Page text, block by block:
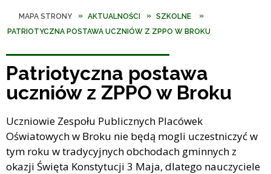
MAPA STRONY AKTUALNOŚCI
SZKOLNE
PATRIOTYCZNA POSTAWA UCZNIÓW Z ZPPO W BROKU
Patriotyczna postawa
uczniów z ZPPO w Broku
Uczniowie Zespołu Publicznych Placówek
Oświatowych w Broku nie będą mogli uczestniczyć w
tym roku w tradycyjnych obchodach gminnych z
okazji Święta Konstytucji 3 Maja, dlatego nauczyciele